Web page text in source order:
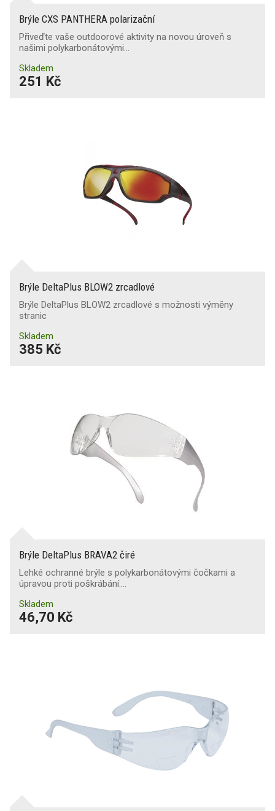
Brýle CXS PANTHERA polarizační
Přiveďte vaše outdoorové aktivity na novou úroveň s
našimi polykarbonátovými…
Skladem
251 Kč
Brýle DeltaPlus BLOW2 zrcadlové
Brýle DeltaPlus BLOW2 zrcadlové s možnosti výměny
stranic
Skladem
385 Kč
Brýle DeltaPlus BRAVA2 čiré
Lehké ochranné brýle s polykarbonátovými čočkami a
úpravou proti poškrábání.…
Skladem
46,70 Kč